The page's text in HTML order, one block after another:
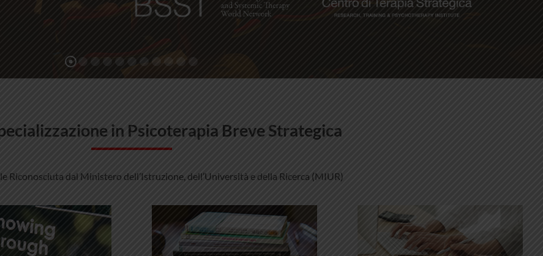
in Psicoterapia Breve Strategica
Riconosciuta dal Ministero dell’Istruzione, dell’Università e della Ricerca (MIUR)